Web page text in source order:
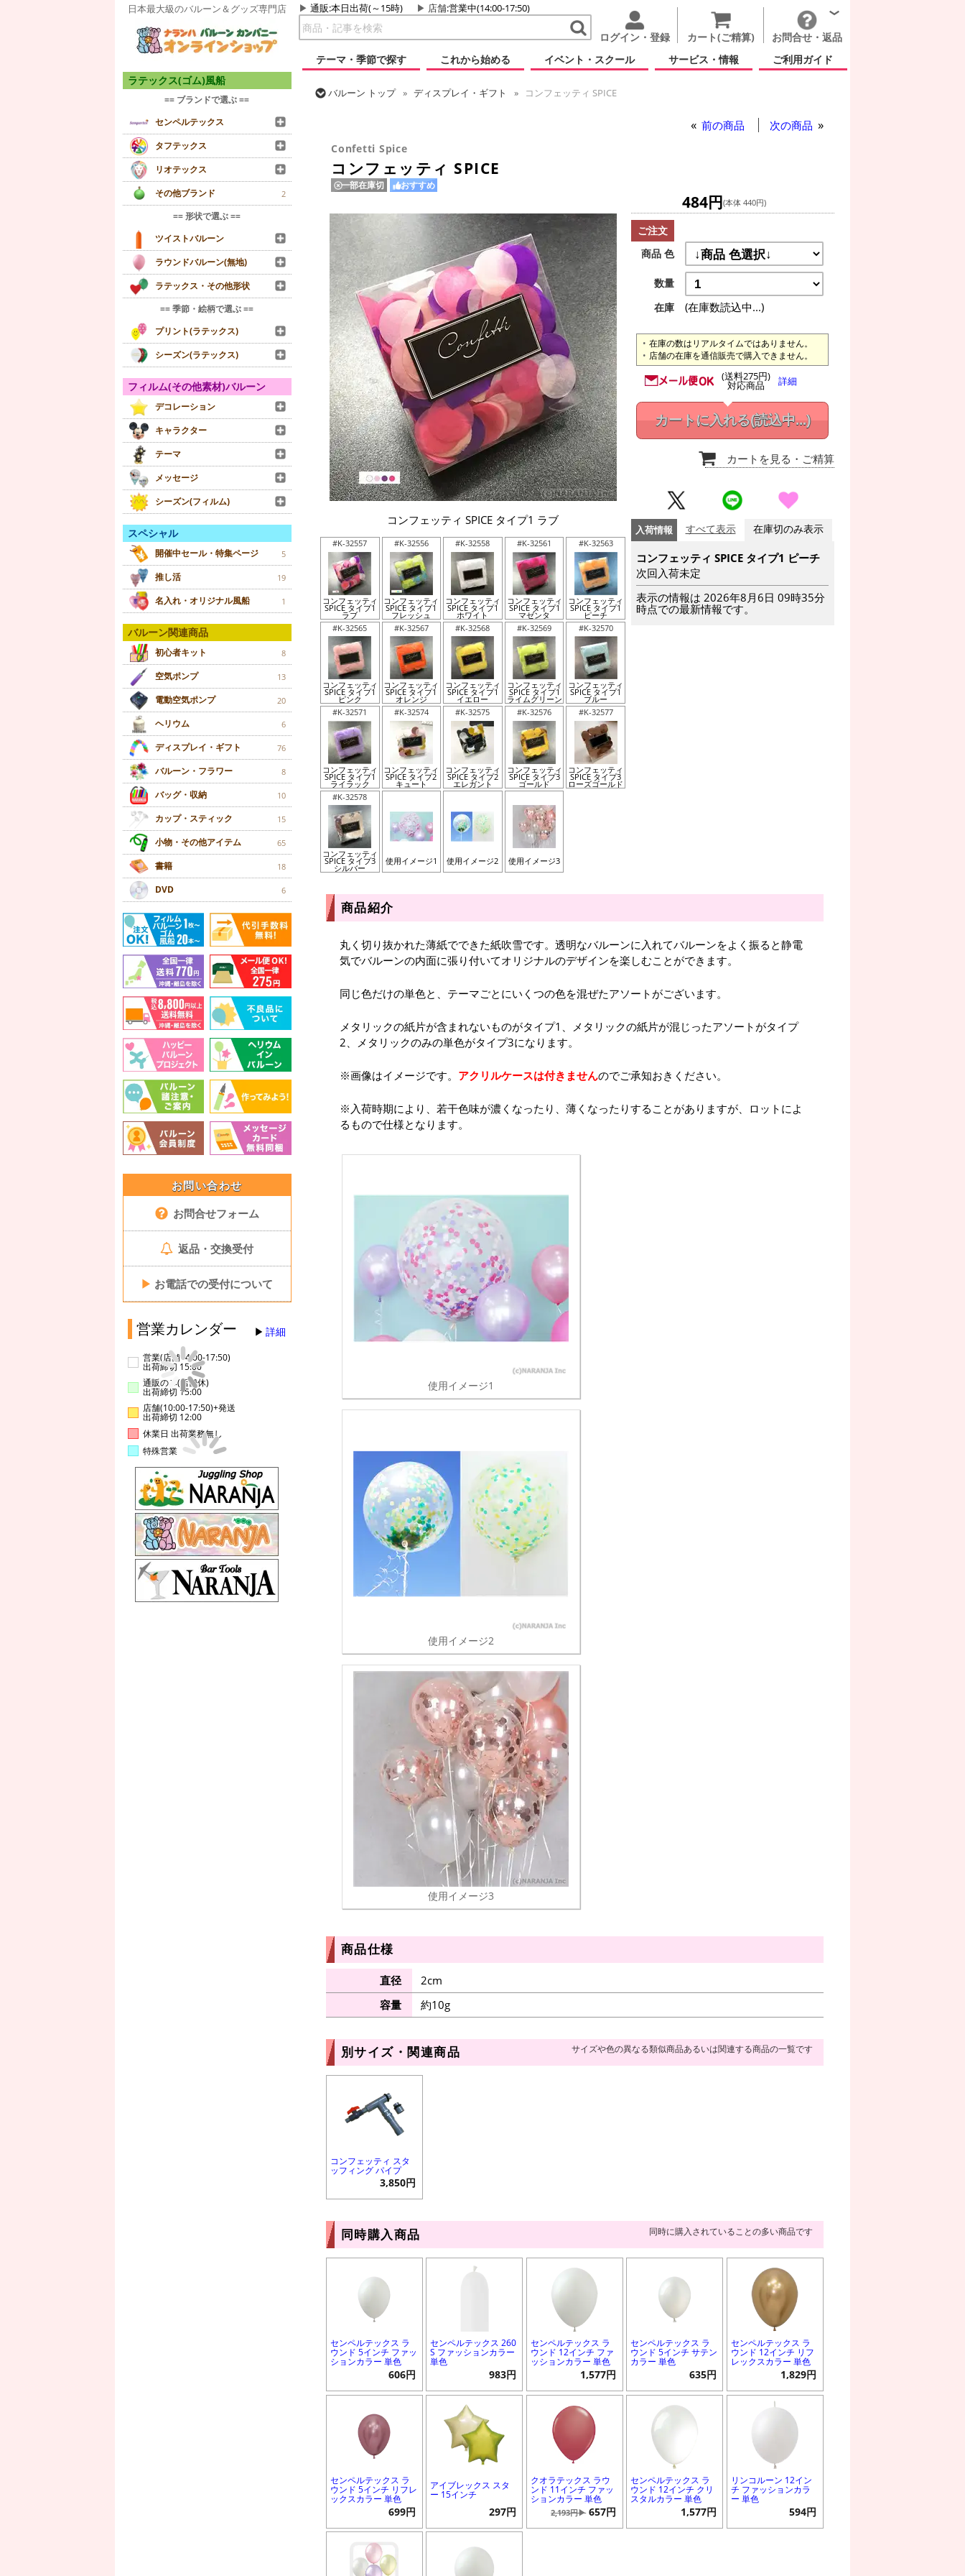
日本最大級のバルーン＆グッズ専門店 通販:本日出荷(～15時) 店舗:営業中(14:00-17:50)
ログイン・登録 カート(ご精算)
お問合せ・返品
テーマ・季節で探す
これから始める イベント・スクール サービス・情報 ご利用ガイド
ラテックス(ゴム)風船
== ブランドで選ぶ ==
センペルテックス
タフテックス
リオテックス
その他ブランド
2
== 形状で選ぶ ==
ツイストバルーン
ラウンドバルーン(無地)
ラテックス・その他形状
== 季節・絵柄で選ぶ ==
プリント(ラテックス)
シーズン(ラテックス)
フィルム(その他素材)バルーン
デコレーション
キャラクター
テーマ
メッセージ
シーズン(フィルム)
スペシャル
開催中セール・特集ページ 5
推し活 19
名入れ・オリジナル風船 1
バルーン関連商品
初心者キット 8
空気ポンプ 13
電動空気ポンプ 20
ヘリウム 6
ディスプレイ・ギフト 76
バルーン・フラワー 8
バッグ・収納 10
カップ・スティック 15
小物・その他アイテム 65
書籍 18
DVD 6
お問い合わせ
お問合せフォーム
返品・交換受付
▶ お電話での受付について
営業カレンダー 詳細
営業(店舗14:00-17:50)
出荷締切 15:00
通販のみ(店舗休)
出荷締切 15:00
店舗(10:00-17:50)+発送
出荷締切 12:00
休業日 出荷業務無し
特殊営業
バルーン トップ ディスプレイ・ギフト
コンフェッティ SPICE
前の商品 次の商品
Confetti Spice
コンフェッティ SPICE
一部在庫切 おすすめ
コンフェッティ SPICE タイプ1 ラブ
#K-32557
コンフェッティ
SPICE タイプ1
ラブ
#K-32556
コンフェッティ
SPICE タイプ1
フレッシュ
#K-32558
コンフェッティ
SPICE タイプ1
ホワイト
#K-32561
コンフェッティ
SPICE タイプ1
マゼンタ
#K-32563
コンフェッティ
SPICE タイプ1
ピーチ
#K-32565
コンフェッティ
SPICE タイプ1
ピンク
#K-32567
コンフェッティ
SPICE タイプ1
オレンジ
#K-32568
コンフェッティ
SPICE タイプ1
イエロー
#K-32569
コンフェッティ
SPICE タイプ1
ライムグリーン
#K-32570
コンフェッティ
SPICE タイプ1
ブルー
#K-32571
コンフェッティ
SPICE タイプ1
ライラック
#K-32574
コンフェッティ
SPICE タイプ2
キュート
#K-32575
コンフェッティ
SPICE タイプ2
エレガント
#K-32576
コンフェッティ
SPICE タイプ3
ゴールド
#K-32577
コンフェッティ
SPICE タイプ3
ローズゴールド
#K-32578
コンフェッティ
SPICE タイプ3
シルバー
使用イメージ1 使用イメージ2 使用イメージ3
484円(本体 440円)
ご注文
商品 色
数量
在庫
(在庫数読込中...)
在庫の数はリアルタイムではありません。
店舗の在庫を通信販売で購入できません。
(送料275円)
対応商品 詳細
カートに入れる(読込中...)
カートを見る ・ご精算
入荷情報 すべて表示 在庫切のみ表示
コンフェッティ SPICE タイプ1 ピーチ
次回入荷未定
表示の情報は 2026年8月6日 09時35分
時点での最新情報です。
商品紹介
丸く切り抜かれた薄紙でできた紙吹雪です。透明なバルーンに入れてバルーンをよく振ると静電
気でバルーンの内面に張り付いてオリジナルのデザインを楽しむことができます。
同じ色だけの単色と、テーマごとにいくつの色を混ぜたアソートがございます。
メタリックの紙片が含まれないものがタイプ1、メタリックの紙片が混じったアソートがタイプ
2、メタリックのみの単色がタイプ3になります。
※画像はイメージです。 アクリルケースは付きませんのでご承知おきください。
※入荷時期により、若干色味が濃くなったり、薄くなったりすることがありますが、ロットによ
るもので仕様となります。
使用イメージ1
使用イメージ2
使用イメージ3
商品仕様
直径
2cm
容量
約10g
別サイズ・関連商品 サイズや色の異なる類似商品あるいは関連する商品の一覧です
コンフェッティ スタ
ッフィング パイプ
3,850円
同時購入商品 同時に購入されていることの多い商品です
センペルテックス ラ
ウンド 5インチ ファッ
ションカラー 単色
606円
センペルテックス 260
S ファッションカラー
単色
983円
センペルテックス ラ
ウンド 12インチ ファ
ッションカラー 単色
1,577円
センペルテックス ラ
ウンド 5インチ サテン
カラー 単色
635円
センペルテックス ラ
ウンド 12インチ リフ
レックスカラー 単色
1,829円
センペルテックス ラ
ウンド 5インチ リフレ
ックスカラー 単色
699円
アイブレックス スタ
ー 15インチ
297円
クオラテックス ラウ
ンド 11インチ ファッ
ションカラー 単色
2,193円▶ 657円
センペルテックス ラ
ウンド 12インチ クリ
スタルカラー 単色
1,577円
リンコルーン 12イン
チ ファッションカラ
ー 単色
594円